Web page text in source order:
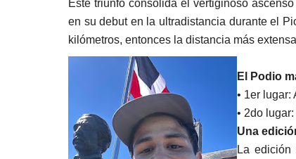
Este triunfo consolida el vertiginoso
en su debut en la ultradistancia durante el
kilómetros, entonces la distancia más
El Podio
• 1er
• 2do
Una
La